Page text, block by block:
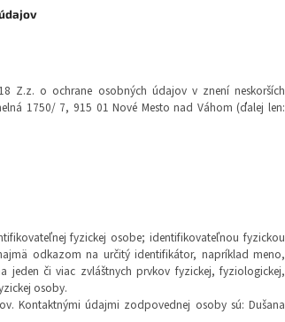
Z.z. o ochrane osobných údajov v znení neskorších
1750/ 7, 915 01 Nové Mesto nad Váhom (ďalej len:
fyzickej osobe; identifikovateľnou fyzickou
odkazom na určitý identifikátor, napríklad meno,
či viac zvláštnych prvkov fyzickej, fyziologickej,
osoby.
Kontaktnými údajmi zodpovednej osoby sú: Dušana